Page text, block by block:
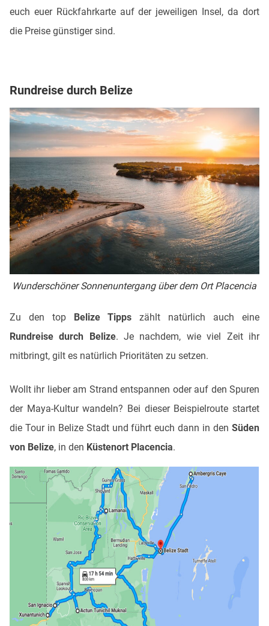
euch euer Rückfahrkarte auf der jeweiligen Insel, da dort
die Preise günstiger sind.
Rundreise durch Belize
Wunderschöner Sonnenuntergang über dem Ort Placencia
Zu den top Belize Tipps zählt natürlich auch eine
Rundreise durch Belize. Je nachdem, wie viel Zeit ihr
mitbringt, gilt es natürlich Prioritäten zu setzen.
Wollt ihr lieber am Strand entspannen oder auf den Spuren
der Maya-Kultur wandeln? Bei dieser Beispielroute startet
die Tour in Belize Stadt und führt euch dann in den Süden
von Belize, in den Küstenort Placencia.